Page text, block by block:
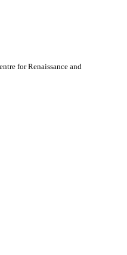
for Renaissance and